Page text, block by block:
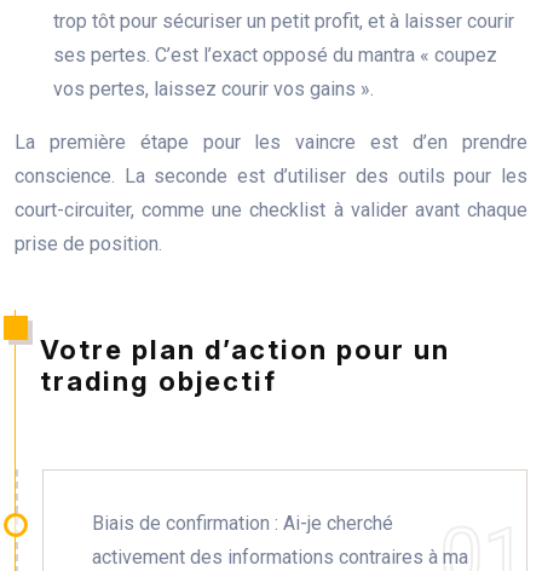
trop tôt pour sécuriser un petit profit, et à laisser courir
ses pertes. C’est l’exact opposé du mantra « coupez
vos pertes, laissez courir vos gains ».
La première étape pour les vaincre est d’en prendre
conscience. La seconde est d’utiliser des outils pour les
court-circuiter, comme une checklist à valider avant chaque
prise de position.
Votre plan d’action pour un
trading objectif
Biais de confirmation : Ai-je cherché
activement des informations contraires à ma